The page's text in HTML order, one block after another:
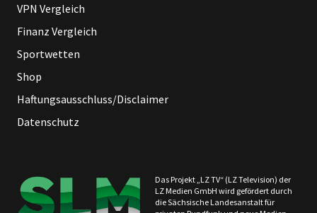
VPN Vergleich
Finanz Vergleich
Sportwetten
Shop
Haftungsausschluss/Disclaimer
Datenschutz
Das Projekt „LZ TV“ (LZ Television) der
LZ Medien GmbH wird gefördert durch
die Sächsische Landesanstalt für